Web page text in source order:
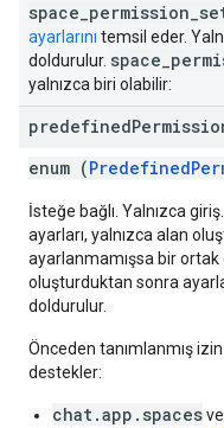
space permission
ayarlarını temsil eder.
doldurulur. space
yalnızca biri olabilir:
predefined
enum (
İsteğe bağlı. Yalnızca
ayarları, yalnızca alan
ayarlanmamışsa bir ortak
oluşturduktan sonra
doldurulur.
Önceden tanımlanmış
destekler:
chat.app.spaces